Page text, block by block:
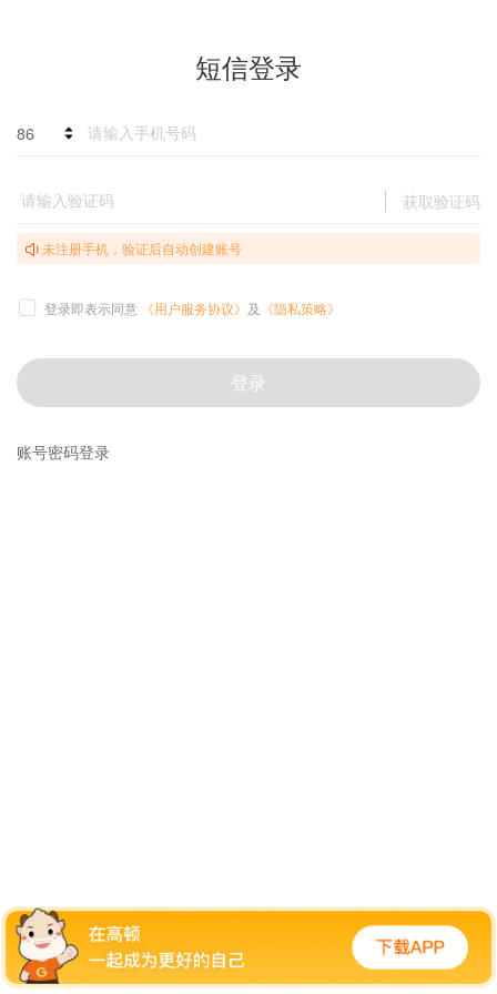
短信登录
86
获取验证码
未注册手机，验证后自动创建账号
登录即表示同意 《用户服务协议》 及 《隐私策略》
登录
账号密码登录